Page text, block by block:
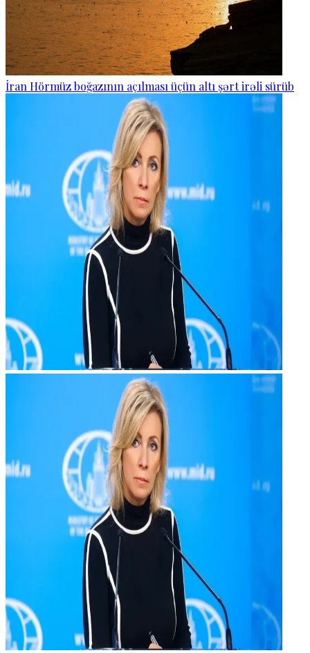
İran Hörmüz boğazının açılması üçün altı şərt irəli sürüb